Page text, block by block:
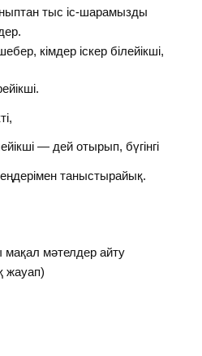
тыс іс-шарамызды
кімдер іскер білейікші,
— дей отырып, бүгінгі
таныстырайық.
мәтелдер айту
жауап)